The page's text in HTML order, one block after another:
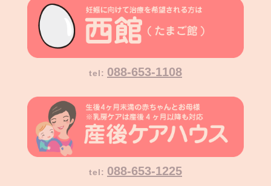
tel: 088-653-1108
tel: 088-653-1225